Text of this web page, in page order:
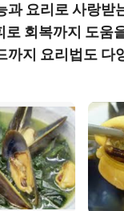
과 요리로 사랑받
로 회복까지 도움
까지 요리법도 다